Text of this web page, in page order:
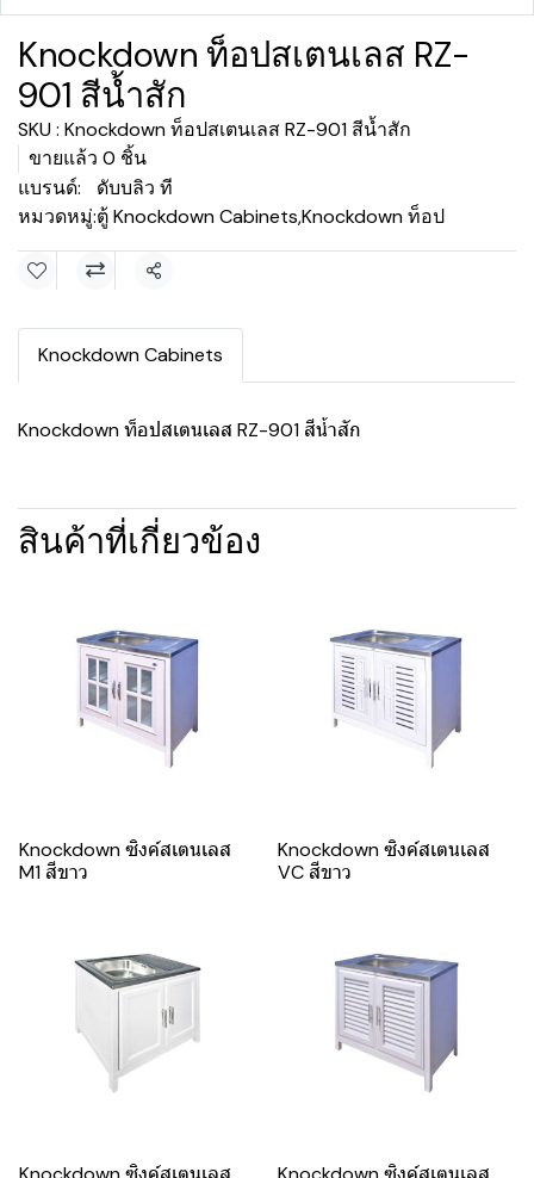
Knockdown ท็อปสเตนเลส RZ-
901 สีน้ำสัก
SKU : Knockdown ท็อปสเตนเลส RZ-901 สีน้ำสัก
ขายแล้ว 0 ชิ้น
แบรนด์:
ดับบลิว ที
หมวดหมู่:ตู้ Knockdown Cabinets,Knockdown ท็อป
แชร์
Knockdown Cabinets
Knockdown ท็อปสเตนเลส RZ-901 สีน้ำสัก
สินค้าที่เกี่ยวข้อง
Knockdown ซิงค์สเตนเลส
M1 สีขาว
Knockdown ซิงค์สเตนเลส
VC สีขาว